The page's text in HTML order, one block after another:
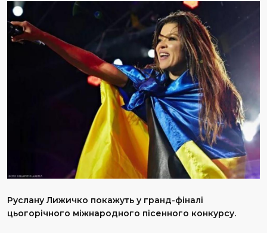
Руслану Лижичко покажуть у гранд-фіналі
цьогорічного міжнародного пісенного конкурсу.